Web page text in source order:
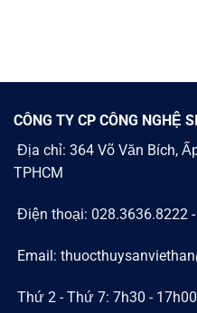
CÔNG TY CP CÔNG NGHỆ
Địa chỉ: 364 Võ Văn Bích,
TPHCM
Điện thoại: 028.3636.8222
Email:
Thứ 2 - Thứ 7: 7h30 -